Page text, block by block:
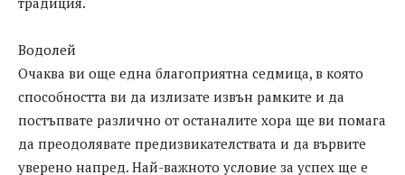
Водолей
Очаква ви още една благоприятна седмица, в която
способността ви да излизате извън рамките и да
постъпвате различно от останалите хора ще ви помага
да преодолявате предизвикателствата и да вървите
уверено напред. Най-важното условие за успех ще е